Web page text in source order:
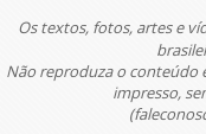
Os textos, fotos, artes e
Não reproduza o conteúdo
impresso,